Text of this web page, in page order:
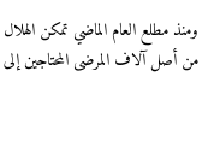
ومنذ مطلع العام الماضي تمكن
من أصل آلاف المرضى المحتاجين إلى